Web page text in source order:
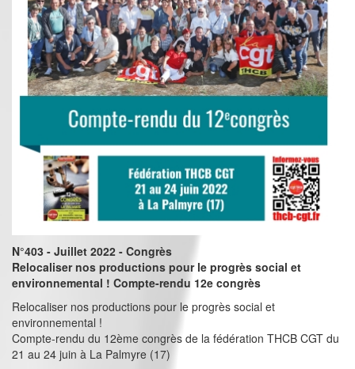
N°403 - Juillet 2022 - Congrès
Relocaliser nos productions pour le progrès social et
environnemental ! Compte-rendu 12e congrès
Relocaliser nos productions pour le progrès social et
environnemental !
Compte-rendu du 12ème congrès de la fédération THCB CGT du
21 au 24 juin à La Palmyre (17)